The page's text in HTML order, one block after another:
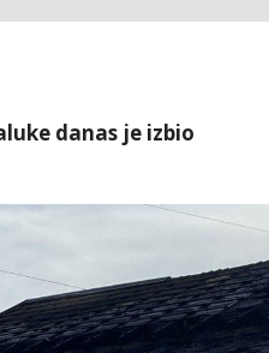
danas je izbio